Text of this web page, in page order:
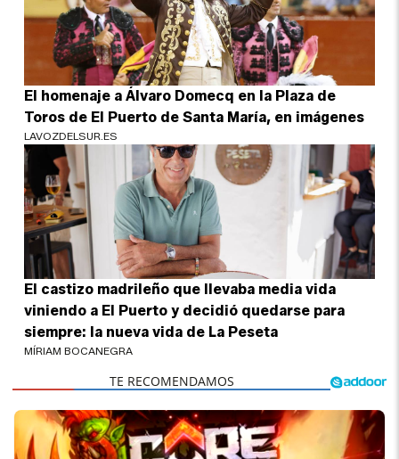
El homenaje a Álvaro Domecq en la Plaza de
Toros de El Puerto de Santa María, en imágenes
LAVOZDELSUR.ES
El castizo madrileño que llevaba media vida
viniendo a El Puerto y decidió quedarse para
siempre: la nueva vida de La Peseta
MÍRIAM BOCANEGRA